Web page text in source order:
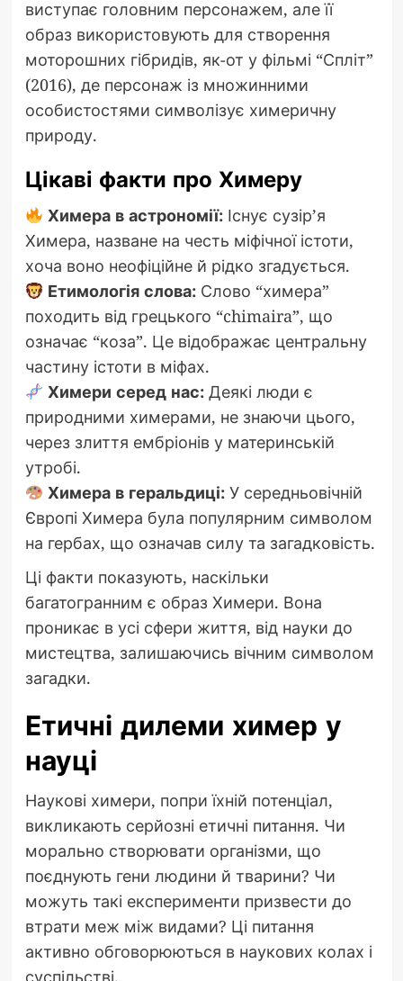
виступає головним персонажем, але її
образ використовують для створення
моторошних гібридів, як-от у фільмі “Спліт”
(2016), де персонаж із множинними
особистостями символізує химеричну
природу.
Цікаві факти про Химеру
Химера в астрономії: Існує сузір’я
Химера, назване на честь міфічної істоти,
хоча воно неофіційне й рідко згадується.
Етимологія слова: Слово “химера”
походить від грецького “chimaira”, що
означає “коза”. Це відображає центральну
частину істоти в міфах.
Химери серед нас: Деякі люди є
природними химерами, не знаючи цього,
через злиття ембріонів у материнській
утробі.
Химера в геральдиці: У середньовічній
Європі Химера була популярним символом
на гербах, що означав силу та загадковість.
Ці факти показують, наскільки
багатогранним є образ Химери. Вона
проникає в усі сфери життя, від науки до
мистецтва, залишаючись вічним символом
загадки.
Етичні дилеми химер у
науці
Наукові химери, попри їхній потенціал,
викликають серйозні етичні питання. Чи
морально створювати організми, що
поєднують гени людини й тварини? Чи
можуть такі експерименти призвести до
втрати меж між видами? Ці питання
активно обговорюються в наукових колах і